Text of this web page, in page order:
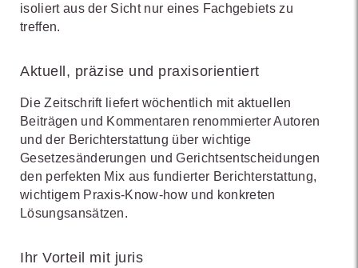
isoliert aus der Sicht nur eines Fachgebiets zu
treffen.
Aktuell, präzise und praxisorientiert
Die Zeitschrift liefert wöchentlich mit aktuellen
Beiträgen und Kommentaren renommierter Autoren
und der Berichterstattung über wichtige
Gesetzesänderungen und Gerichtsentscheidungen
den perfekten Mix aus fundierter Berichterstattung,
wichtigem Praxis-Know-how und konkreten
Lösungsansätzen.
Ihr Vorteil mit juris